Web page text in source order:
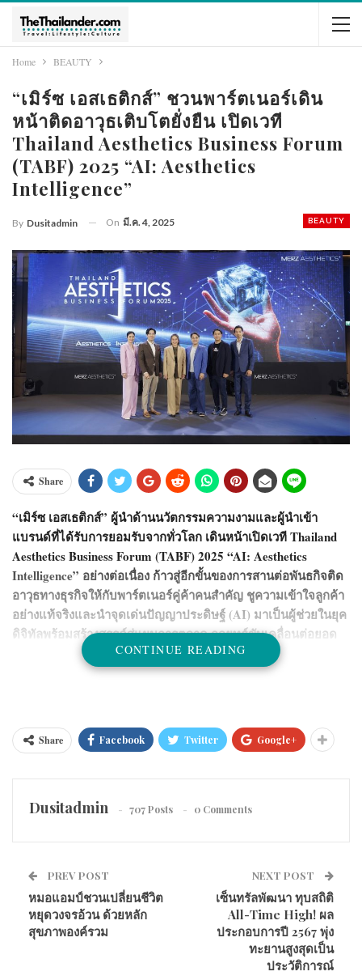
Home BEAUTY
“เมิร์ซ เอสเธติกส์” ชวนพาร์ตเนอร์เดิน
หน้าติดอาวุธเติบโตยั่งยืน เปิดเวที
Thailand Aesthetics Business Forum
(TABF) 2025 “AI: Aesthetics
Intelligence”
BEAUTY
By Dusitadmin On มี.ค. 4, 2025
Share
“เมิร์ซ เอสเธติกส์” ผู้นำด้านนวัตกรรมความงามและผู้นำเข้า
แบรนด์ที่ได้รับการยอมรับจากทั่วโลก เดินหน้าเปิดเวที Thailand
Aesthetics Business Forum (TABF) 2025 “AI: Aesthetics
Intelligence” อย่างต่อเนื่อง ก้าวสู่อีกขั้นของการสานต่อพันธกิจติด
อาวุธทางธุรกิจให้กับพาร์ตเนอร์คู่ค้าคนสำคัญ ชูความเข้าใจลูกค้า
อย่างแท้จริงและนำจุดเด่นปัญญาประดิษฐ์ (AI) มาเป็นผู้ช่วยในยุค
ดิจิทัลพร้อมสร้างสรรค์สู่แผนการตลาด กลยุทธ์ขับเคลื่อนต่อยอด
ธุรกิจ รวมทั้งมอบประสบการณ์ใหม่ตอบโจทย์ความต้องการของ
ลูกค้าได้ตรงจุด
เภสัชกรหญิง กิตติวรรณ รัตนจันทร์ หัวเรือใหญ่ บริษัท เมิร์ซ เอสเธ
CONTINUE READING
Share Facebook Twitter Google+
Dusitadmin 707 Posts 0 Comments
PREV POST
หมอแอมป์ชวนเปลี่ยนชีวิต
หยุดวงจรอ้วน ด้วยหลัก
สุขภาพองค์รวม
NEXT POST
เซ็นทรัลพัฒนา ทุบสถิติ
All-Time High! ผล
ประกอบการปี 2567 พุ่ง
ทะยานสูงสุดเป็น
ประวัติการณ์